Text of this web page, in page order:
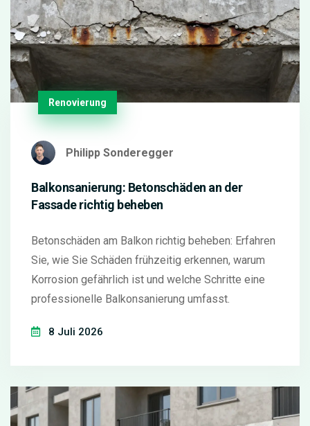
Renovierung
Philipp Sonderegger
Balkonsanierung: Betonschäden an der
Fassade richtig beheben
Betonschäden am Balkon richtig beheben: Erfahren
Sie, wie Sie Schäden frühzeitig erkennen, warum
Korrosion gefährlich ist und welche Schritte eine
professionelle Balkonsanierung umfasst.
8 Juli 2026